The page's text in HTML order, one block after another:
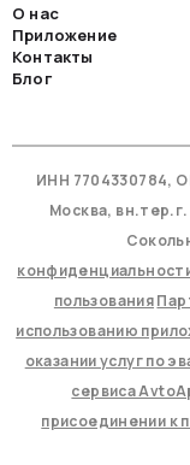
О нас
Приложение
Контакты
Блог
ИНН 7704330784,
Москва,
пользования
использованию
оказании услуг по
сервиса
присоединении к